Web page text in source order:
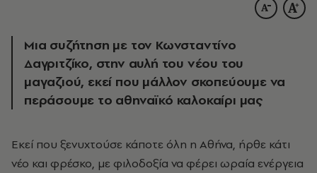
Μια συζήτηση με τον Κωνσταντίνο
Δαγριτζίκο, στην αυλή του νέου του
μαγαζιού, εκεί που μάλλον σκοπεύουμε να
περάσουμε το αθηναϊκό καλοκαίρι μας
Εκεί που ξενυχτούσε κάποτε όλη η Αθήνα, ήρθε κάτι
νέο και φρέσκο, με φιλοδοξία να φέρει ωραία ενέργεια